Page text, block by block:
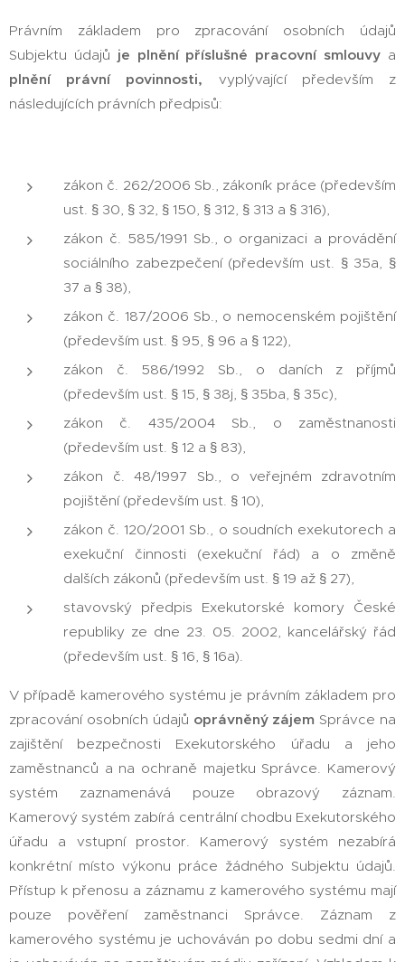
Právním základem pro zpracování osobních údajů
Subjektu údajů je plnění příslušné pracovní smlouvy a
plnění právní povinnosti, vyplývající především z
následujících právních předpisů:
zákon č. 262/2006 Sb., zákoník práce (především
ust. § 30, § 32, § 150, § 312, § 313 a § 316),
zákon č. 585/1991 Sb., o organizaci a provádění
sociálního zabezpečení (především ust. § 35a, §
37 a § 38),
zákon č. 187/2006 Sb., o nemocenském pojištění
(především ust. § 95, § 96 a § 122),
zákon č. 586/1992 Sb., o daních z příjmů
(především ust. § 15, § 38j, § 35ba, § 35c),
zákon č. 435/2004 Sb., o zaměstnanosti
(především ust. § 12 a § 83),
zákon č. 48/1997 Sb., o veřejném zdravotním
pojištění (především ust. § 10),
zákon č. 120/2001 Sb., o soudních exekutorech a
exekuční činnosti (exekuční řád) a o změně
dalších zákonů (především ust. § 19 až § 27),
stavovský předpis Exekutorské komory České
republiky ze dne 23. 05. 2002, kancelářský řád
(především ust. § 16, § 16a).
V případě kamerového systému je právním základem pro
zpracování osobních údajů oprávněný zájem Správce na
zajištění bezpečnosti Exekutorského úřadu a jeho
zaměstnanců a na ochraně majetku Správce. Kamerový
systém zaznamenává pouze obrazový záznam.
Kamerový systém zabírá centrální chodbu Exekutorského
úřadu a vstupní prostor. Kamerový systém nezabírá
konkrétní místo výkonu práce žádného Subjektu údajů.
Přístup k přenosu a záznamu z kamerového systému mají
pouze pověření zaměstnanci Správce. Záznam z
kamerového systému je uchováván po dobu sedmi dní a